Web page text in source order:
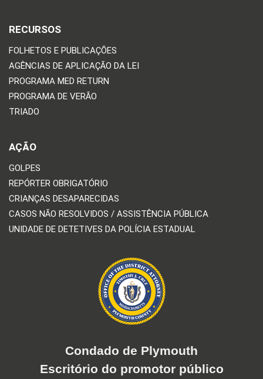
RECURSOS
FOLHETOS E PUBLICAÇÕES
AGÊNCIAS DE APLICAÇÃO DA LEI
PROGRAMA MED RETURN
PROGRAMA DE VERÃO
TRIADO
AÇÃO
GOLPES
REPÓRTER OBRIGATÓRIO
CRIANÇAS DESAPARECIDAS
CASOS NÃO RESOLVIDOS / ASSISTÊNCIA PÚBLICA
UNIDADE DE DETETIVES DA POLÍCIA ESTADUAL
Condado de Plymouth
Escritório do promotor público